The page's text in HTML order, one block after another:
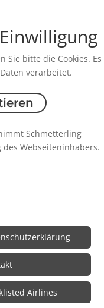
Sie bitte die Cookies. Es
verarbeitet.
Schmetterling
des Webseiteninhabers.
Airlines